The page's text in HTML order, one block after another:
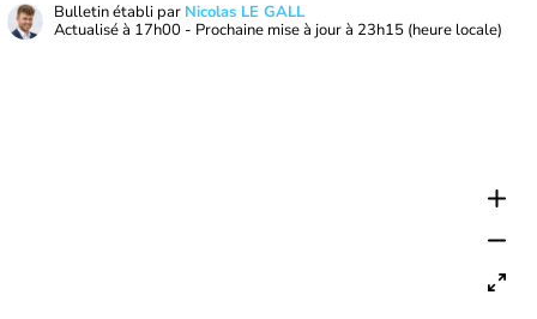
Bulletin établi par Nicolas LE GALL
Actualisé à 17h00 - Prochaine mise à jour à 23h15 (heure locale)